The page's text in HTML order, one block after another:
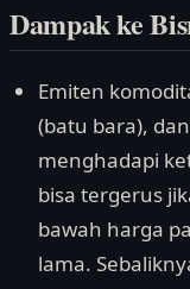
Dampak ke
Emiten
(batu bara),
menghadapi
bisa tergerus
bawah harga
lama.